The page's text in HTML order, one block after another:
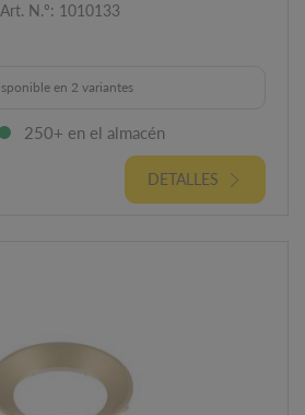
Art. N.º: 1010133
en 2 variantes
250+ en el almacén
DETALLES